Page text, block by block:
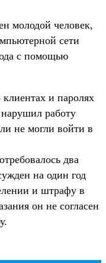
молодой человек,
сети
с помощью
и паролях
работу
не могли войти в
два
на один год
и штрафу в
он не согласен